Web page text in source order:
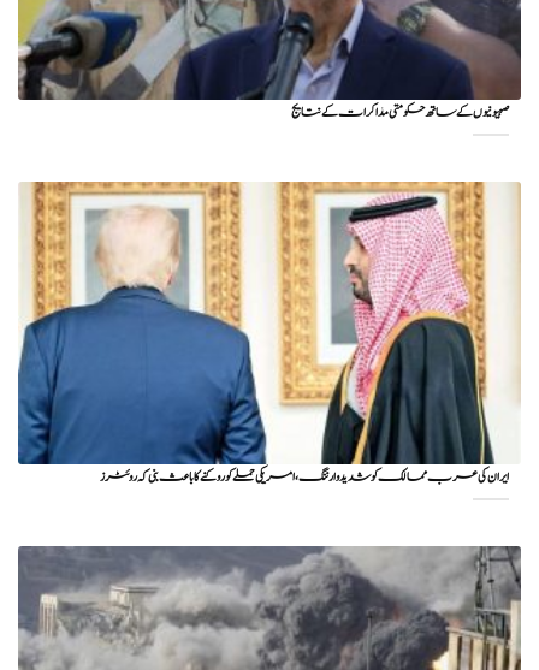
صہیونیوں کے ساتھ حکومتی مذاکرات کے نتایج
ایران کی عرب ممالک کو شدید وارننگ، امریکی حملے کو روکنے کا باعث بنی کہ روئٹرز